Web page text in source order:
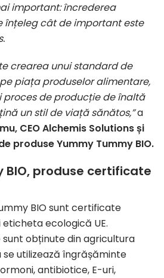
important: încrederea
înțeleg cât de important este
crearea unui standard de
piața produselor alimentare,
de producție de înaltă
un stil de viață sănătos,”a
CEO Alchemis Solutions și
produse Yummy Tummy BIO.
BIO, produse certificate
BIO sunt certificate
eticheta ecologică UE.
sunt obținute din agricultura
utilizează îngrășăminte
antibiotice, E-uri,